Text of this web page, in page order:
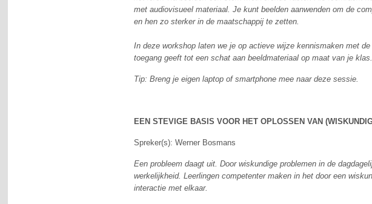
met audiovisueel materiaal. Je kunt beelden aanwenden om de
en hen zo sterker in de maatschappij te zetten.
In deze workshop laten we je op actieve wijze kennismaken met
toegang geeft tot een schat aan beeldmateriaal op maat van je klas.
Tip: Breng je eigen laptop of smartphone mee naar deze sessie.
EEN STEVIGE BASIS VOOR HET OPLOSSEN VAN
Spreker(s): Werner Bosmans
Een probleem daagt uit. Door wiskundige problemen in de
werkelijkheid. Leerlingen competenter maken in het door een
interactie met elkaar.